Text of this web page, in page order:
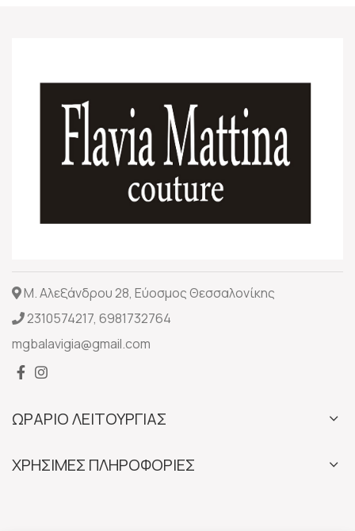
Μ. Αλεξάνδρου 28, Εύοσμος Θεσσαλονίκης
2310574217, 6981732764
mgbalavigia@gmail.com
ΩΡΑΡΙΟ ΛΕΙΤΟΥΡΓΙΑΣ
ΧΡΗΣΙΜΕΣ ΠΛΗΡΟΦΟΡΙΕΣ